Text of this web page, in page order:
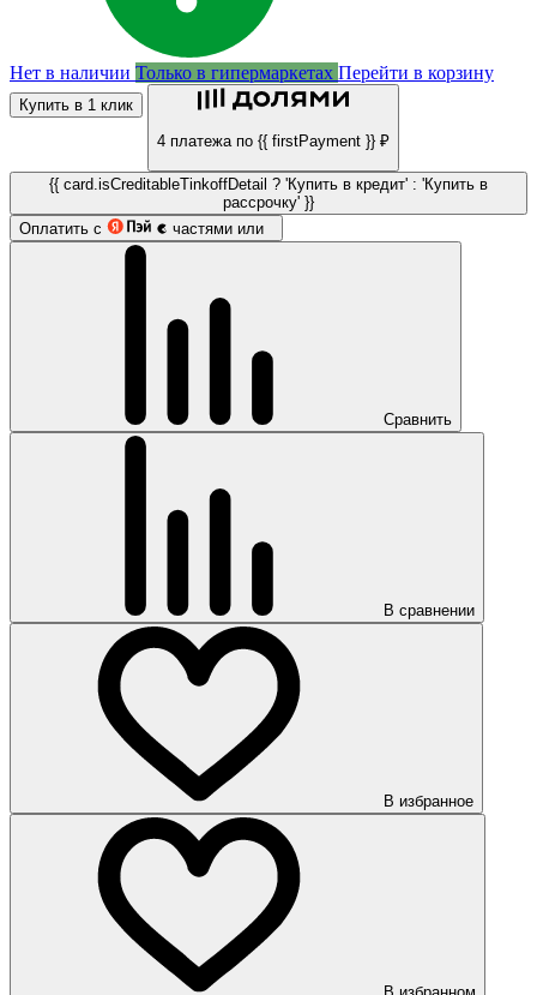
Нет в наличии Только в гипермаркетах Перейти в корзину
Купить в 1 клик
4 платежа по {{ firstPayment }} ₽
{{ card.isCreditableTinkoffDetail ? 'Купить в кредит' : 'Купить в
рассрочку' }}
Оплатить с
частями или
Сравнить
В сравнении
В избранное